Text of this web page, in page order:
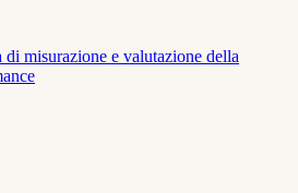
di misurazione e valutazione della